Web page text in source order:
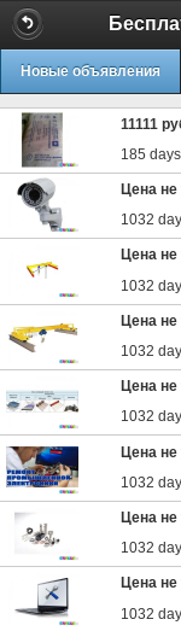
Новые объявления
11111
185
Цена не
1032
Цена не
1032
Цена не
1032
Цена не
1032
Цена не
1032
Цена не
1032
Цена не
1032